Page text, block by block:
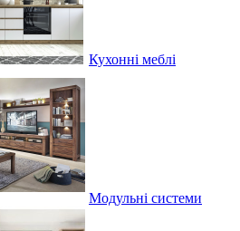
Кухонні меблі
Модульні системи